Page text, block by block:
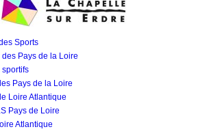
Sports
des Pays de la Loire
sportifs
Pays de la Loire
Loire Atlantique
Pays de Loire
Atlantique